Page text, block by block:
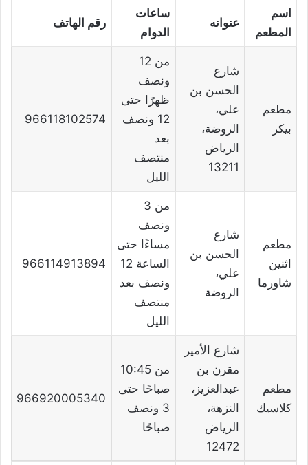
اسم
المطعم
عنوانه
ساعات
الدوام
رقم الهاتف
مطعم
بيكر
شارع
الحسن بن
علي،
الروضة،
الرياض
13211
من 12
ونصف
ظهرًا حتى
12 ونصف
بعد
منتصف
الليل
966118102574
مطعم
اثنين
شاورما
شارع
الحسن بن
علي،
الروضة
من 3
ونصف
مساءًا حتى
الساعة 12
ونصف بعد
منتصف
الليل
966114913894
مطعم
كلاسيك
شارع الأمير
مقرن بن
عبدالعزيز،
النزهة،
الرياض
12472
من 10:45
صباحًا حتى
3 ونصف
صباحًا
966920005340